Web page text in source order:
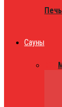
Печь
Сауны